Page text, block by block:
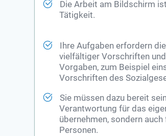
Die Arbeit am Bildschirm
Tätigkeit.
Ihre Aufgaben erfordern
vielfältiger Vorschriften
Vorgaben, zum Beispiel
Vorschriften des
Sie müssen dazu bereit
Verantwortung für das
übernehmen, sondern
Personen.